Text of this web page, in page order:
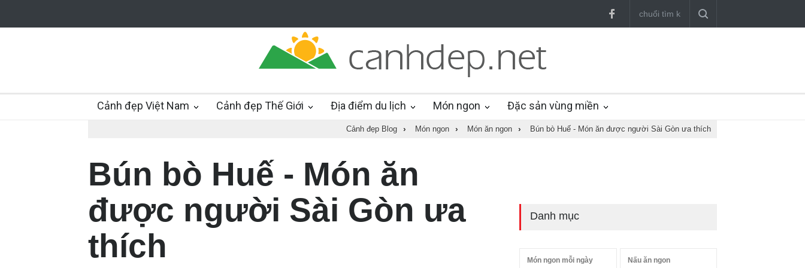
Cảnh đẹp Việt Nam Cảnh đẹp Thế Giới Địa điểm du lịch Món ngon Đặc sản vùng miền
Cảnh đẹp Blog › Món ngon › Món ăn ngon › Bún bò Huế - Món ăn được người Sài Gòn ưa thích
Bún bò Huế - Món ăn
được người Sài Gòn ưa
thích
Danh mục
Món ngon mỗi ngày Nấu ăn ngon